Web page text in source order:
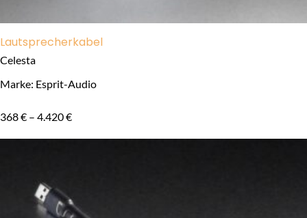
Lautsprecherkabel
Celesta
Marke: Esprit-Audio
368€ – 4.420€